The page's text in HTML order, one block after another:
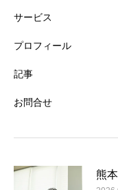
サービス
プロフィール
記事
お問合せ
熊